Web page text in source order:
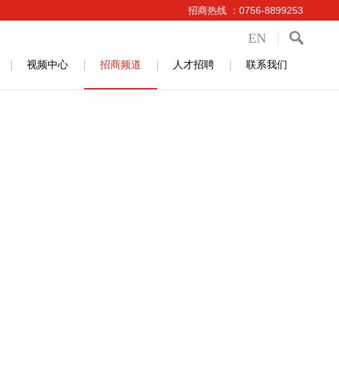
招商热线 ：0756-8899253
EN
视频中心 招商频道 人才招聘 联系我们